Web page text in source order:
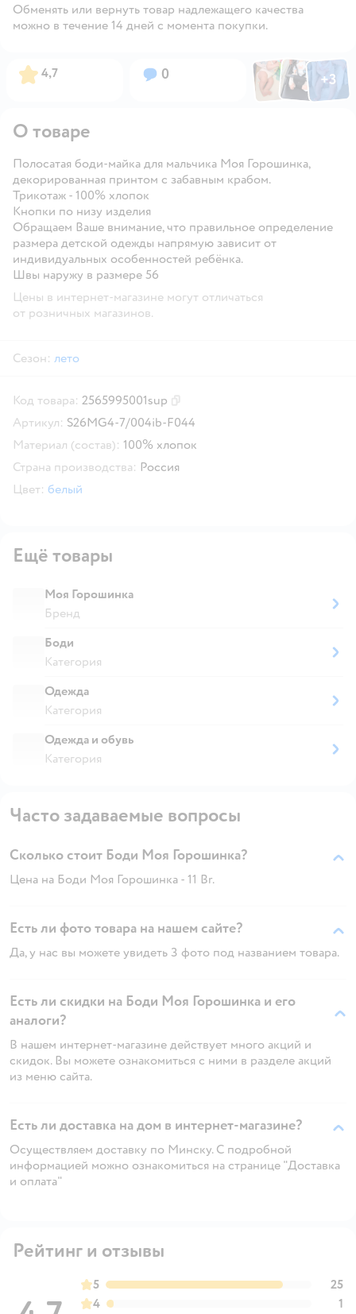
Обменять или вернуть товар надлежащего качества
можно в течение 14 дней с момента покупки.
Рейтинг:
4,7 Вопросов:
0 ФотоФотоФото
+3
Открыть
О товаре
Полосатая боди-майка для мальчика Моя Горошинка,
декорированная принтом с забавным крабом.
Трикотаж - 100% хлопок
Кнопки по низу изделия
Обращаем Ваше внимание, что правильное определение
размера детской одежды напрямую зависит от
индивидуальных особенностей ребёнка.
Швы наружу в размере 56
Цены в интернет-магазине могут отличаться
от розничных магазинов.
Сезон: лето
Код товара: 2565995001sup
Артикул: S26MG4-7/004ib-F044
Материал (состав): 100% хлопок
Страна производства: Россия
Цвет: белый
Ещё товары
Моя Горошинка
Бренд
Боди
Категория
Одежда
Категория
Одежда и обувь
Категория
Часто задаваемые вопросы
Сколько стоит Боди Моя Горошинка?
Цена на Боди Моя Горошинка - 11 Br.
Есть ли фото товара на нашем сайте?
Да, у нас вы можете увидеть 3 фото под названием товара.
Есть ли скидки на Боди Моя Горошинка и его
аналоги?
В нашем интернет-магазине действует много акций и
скидок. Вы можете ознакомиться с ними в разделе акций
из меню сайта.
Есть ли доставка на дом в интернет-магазине?
Осуществляем доставку по Минску. С подробной
информацией можно ознакомиться на странице "Доставка
и оплата"
Рейтинг и отзывы
5
25
4
1